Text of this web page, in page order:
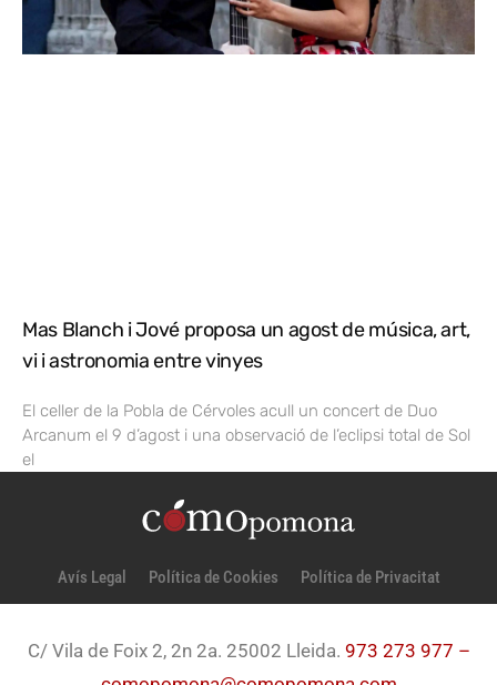
Mas Blanch i Jové proposa un agost de música, art,
vi i astronomia entre vinyes
El celler de la Pobla de Cérvoles acull un concert de Duo
Arcanum el 9 d’agost i una observació de l’eclipsi total de Sol
el
Avís Legal Política de Cookies Política de Privacitat
C/ Vila de Foix 2, 2n 2a. 25002 Lleida. 973 273 977 –